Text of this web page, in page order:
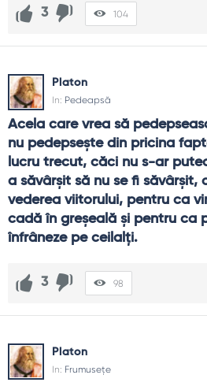
3 104
Platon
In: Pedeapsă
Acela care vrea să
nu pedepseşte din pricina
lucru trecut, căci nu s-ar
a săvârşit să nu se fi săvârşit,
vederea viitorului, pentru ca
cadă în greşeală şi pentru ca
înfrâneze pe ceilalţi.
3 98
Platon
In: Frumusețe